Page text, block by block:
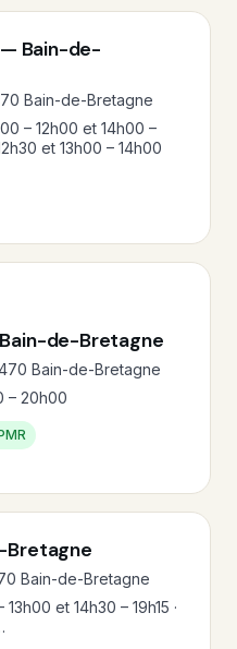
Bain-de-
Bain-de-Bretagne
– 12h00 et 14h00 –
et 13h00 – 14h00
de-Bretagne
Bain-de-Bretagne
– 20h00
Bretagne
Bain-de-Bretagne
et 14h30 – 19h15 ·